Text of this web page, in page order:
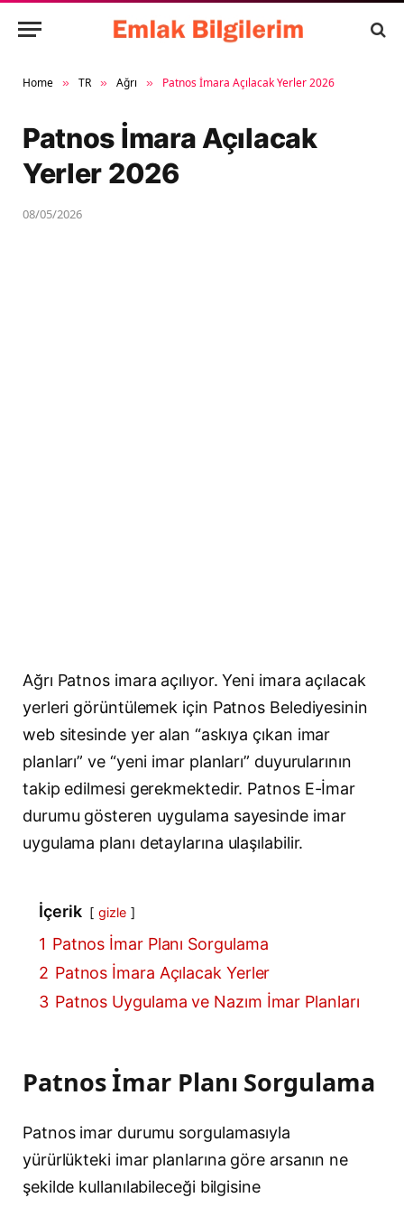
Home » TR » Ağrı » Patnos İmara Açılacak Yerler 2026
Patnos İmara Açılacak
Yerler 2026
08/05/2026
Ağrı Patnos imara açılıyor. Yeni imara açılacak
yerleri görüntülemek için Patnos Belediyesinin
web sitesinde yer alan “askıya çıkan imar
planları” ve “yeni imar planları” duyurularının
takip edilmesi gerekmektedir. Patnos E-İmar
durumu gösteren uygulama sayesinde imar
uygulama planı detaylarına ulaşılabilir.
İçerik gizle
1 Patnos İmar Planı Sorgulama
2 Patnos İmara Açılacak Yerler
3 Patnos Uygulama ve Nazım İmar Planları
Patnos İmar Planı Sorgulama
Patnos imar durumu sorgulamasıyla
yürürlükteki imar planlarına göre arsanın ne
şekilde kullanılabileceği bilgisine